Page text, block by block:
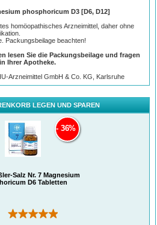
Stunde vor oder nach dem Essen einnehmen
zergehen lassen. So können die
die Mundschleimhaut aufgenommen
es sich, die Tablette vor der Einnahme in
sollten ohne ärztlichen Rat nicht über längere
phosphoricum D3 [D6, D12]
homöopathisches Arzneimittel, daher ohne
Packungsbeilage beachten!
lesen Sie die Packungsbeilage und fragen
Ihrer Apotheke.
Arzneimittel GmbH & Co. KG, Karlsruhe
LEGEN UND SPAREN
Salz Nr. 7 Magnesium
D6 Tabletten
(122)
36%